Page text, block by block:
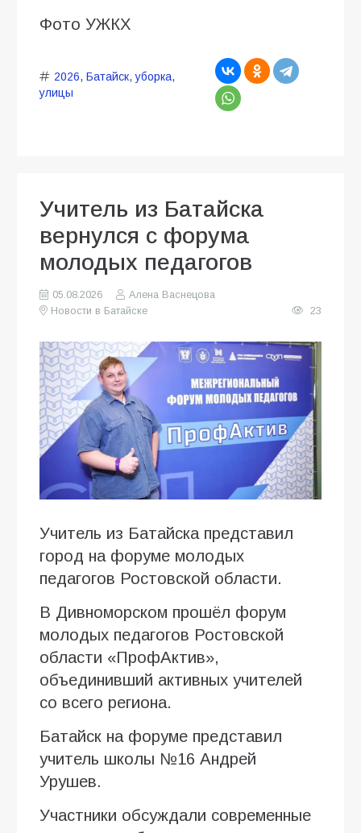
Фото УЖКХ
2026, Батайск,уборка,
улицы
Учитель из Батайска
вернулся с форума
молодых педагогов
05.08.2026
Алена Васнецова
Новости в Батайске
23
Учитель из Батайска представил
город на форуме молодых
педагогов Ростовской области.
В Дивноморском прошёл форум
молодых педагогов Ростовской
области «ПрофАктив»,
объединивший активных учителей
со всего региона.
Батайск на форуме представил
учитель школы №16 Андрей
Урушев.
Участники обсуждали современные